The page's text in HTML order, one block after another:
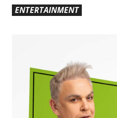
ENTERTAINMENT